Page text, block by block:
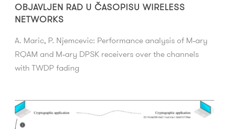
OBJAVLJEN RAD U ČASOPISU WIRELESS
NETWORKS
A. Maric, P. Njemcevic: Performance analysis of M‑ary
RQAM and M‑ary DPSK receivers over the channels
with TWDP fading